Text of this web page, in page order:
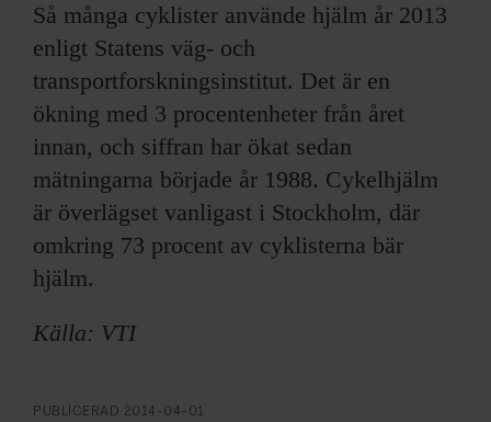
KONTAKTA F&F
SKRIV I F&F
PRENUMERERA PÅ F&F
ANNONSERA I F&F
OM F&F
Så många cyklister använde hjälm år 2013
enligt Statens väg- och
transportforskningsinstitut. Det är en
ökning med 3 procentenheter från året
innan, och siffran har ökat sedan
mätningarna började år 1988. Cykelhjälm
är överlägset vanligast i Stockholm, där
omkring 73 procent av cyklisterna bär
hjälm.
Källa: VTI
PUBLICERAD 2014-04-01